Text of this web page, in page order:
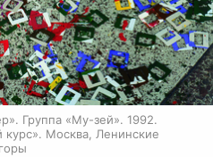
Группа «Му-зей». 1992.
курс». Москва, Ленинские
горы